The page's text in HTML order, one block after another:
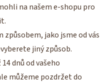
na našem e-shopu pro
jako jsme od vás
jiný způsob.
dnů od vašeho
můžeme pozdržet do